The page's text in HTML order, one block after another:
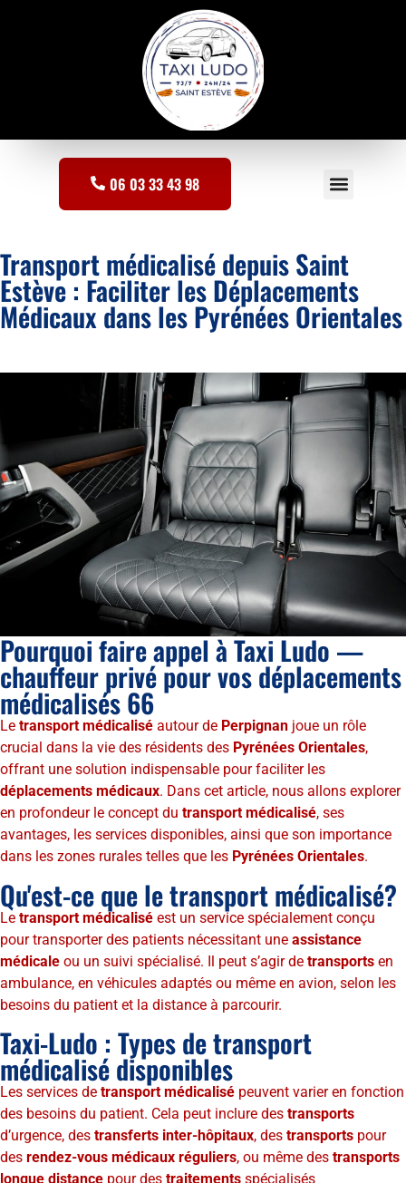
06 03 33 43 98
Transport médicalisé depuis Saint
Estève : Faciliter les Déplacements
Médicaux dans les Pyrénées Orientales
Pourquoi faire appel à Taxi Ludo —
chauffeur privé pour vos déplacements
médicalisés 66
Le transport médicalisé autour de Perpignan joue un rôle
crucial dans la vie des résidents des Pyrénées Orientales,
offrant une solution indispensable pour faciliter les
déplacements médicaux. Dans cet article, nous allons explorer
en profondeur le concept du transport médicalisé, ses
avantages, les services disponibles, ainsi que son importance
dans les zones rurales telles que les Pyrénées Orientales.
Qu'est-ce que le transport médicalisé?
Le transport médicalisé est un service spécialement conçu
pour transporter des patients nécessitant une assistance
médicale ou un suivi spécialisé. Il peut s’agir de transports en
ambulance, en véhicules adaptés ou même en avion, selon les
besoins du patient et la distance à parcourir.
Taxi-Ludo : Types de transport
médicalisé disponibles
Les services de transport médicalisé peuvent varier en fonction
des besoins du patient. Cela peut inclure des transports
d’urgence, des transferts inter-hôpitaux, des transports pour
des rendez-vous médicaux réguliers, ou même des transports
longue distance pour des traitements spécialisés